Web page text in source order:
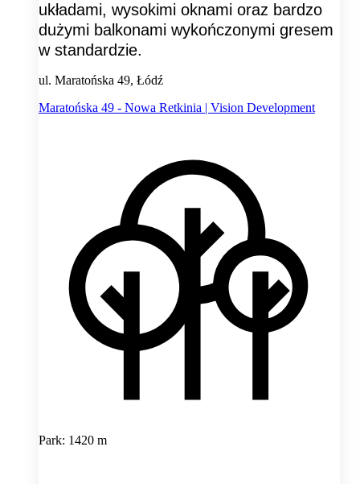
układami, wysokimi oknami oraz bardzo
dużymi balkonami wykończonymi gresem
w standardzie.
ul. Maratońska 49, Łódź
Maratońska 49 - Nowa Retkinia | Vision Development
Park: 1420 m